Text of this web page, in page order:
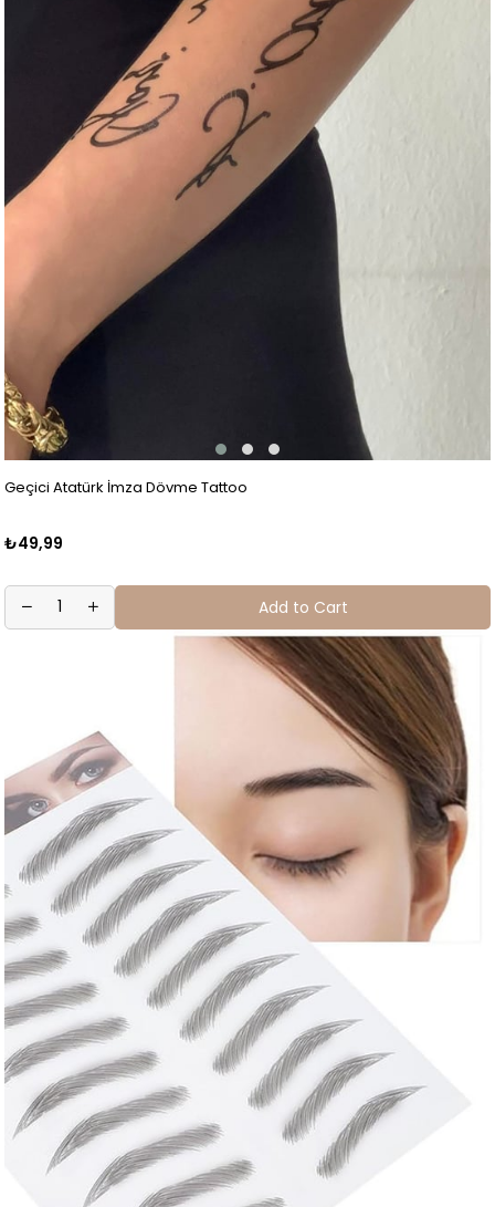
Geçici Atatürk İmza Dövme Tattoo
₺49,99
Add to Cart